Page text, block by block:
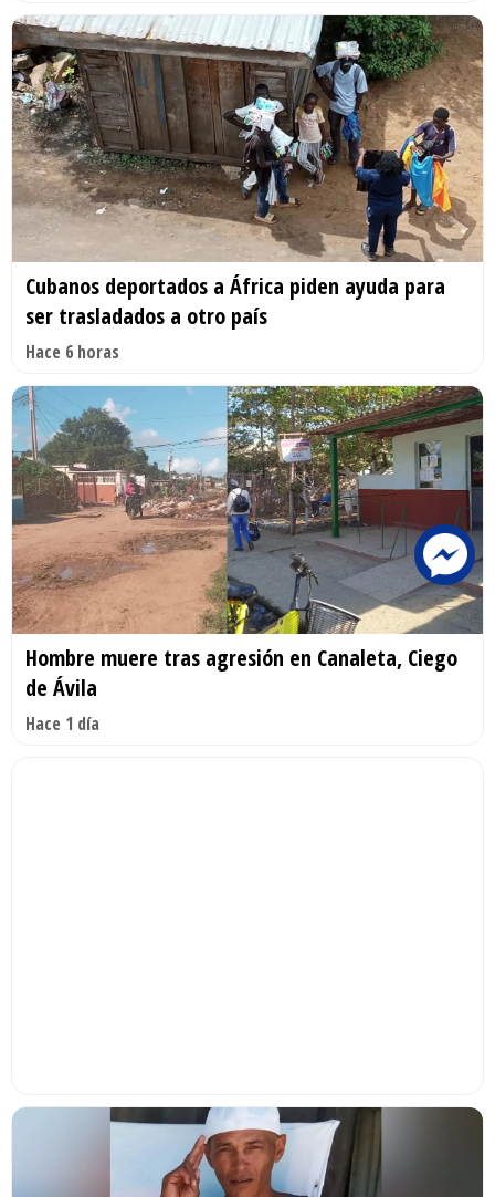
Cubanos deportados a África piden ayuda para
ser trasladados a otro país
Hace 6 horas
Hombre muere tras agresión en Canaleta, Ciego
de Ávila
Hace 1 día